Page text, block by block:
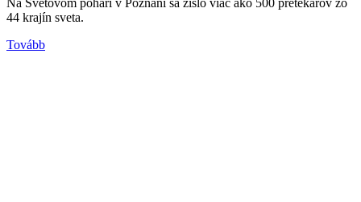
44 krajín sveta.
Tovább